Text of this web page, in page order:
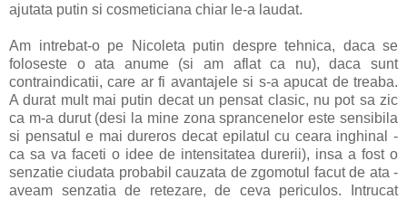
ajutata putin si cosmeticiana chiar le-a laudat.
Am intrebat-o pe Nicoleta putin despre tehnica, daca se
foloseste o ata anume (si am aflat ca nu), daca sunt
contraindicatii, care ar fi avantajele si s-a apucat de treaba.
A durat mult mai putin decat un pensat clasic, nu pot sa zic
ca m-a durut (desi la mine zona sprancenelor este sensibila
si pensatul e mai dureros decat epilatul cu ceara inghinal -
ca sa va faceti o idee de intensitatea durerii), insa a fost o
senzatie ciudata probabil cauzata de zgomotul facut de ata -
aveam senzatia de retezare, de ceva periculos. Intrucat